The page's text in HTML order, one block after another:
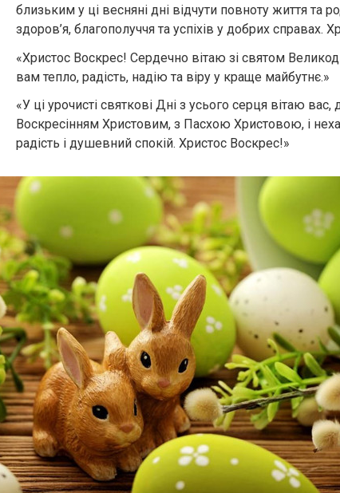
близьким у ці весняні дні відчути повноту життя та
здоров’я, благополуччя та успіхів у добрих справах.
«Христос Воскрес! Сердечно вітаю зі святом
вам тепло, радість, надію та віру у краще майбутнє.»
«У ці урочисті святкові Дні з усього серця вітаю вас,
Воскресінням Христовим, з Пасхою Христовою, і
радість і душевний спокій. Христос Воскрес!»